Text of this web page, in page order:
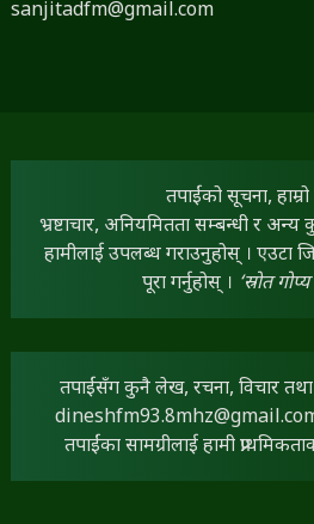
हामीलाई उपलब्ध गराउनुहोस् । एउटा
पूरा गर्नुहोस् ।‘स्रोत
तपाईंसँग कुनै लेख, रचना, विचार तथा
तपाईंका सामग्रीलाई हामी